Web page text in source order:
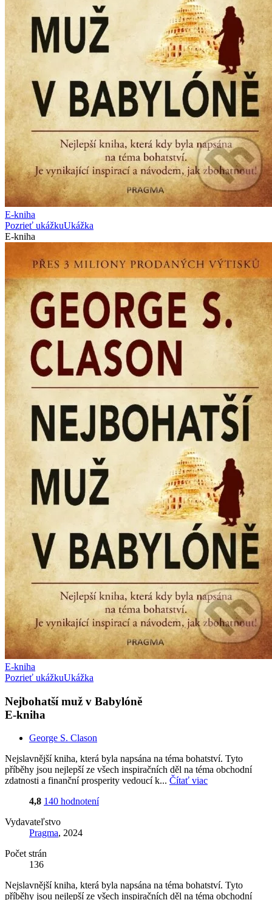
E-kniha
Pozrieť ukážkuUkážka
E-kniha
E-kniha
Pozrieť ukážkuUkážka
Nejbohatší muž v Babylóně
E-kniha
George S. Clason
Nejslavnější kniha, která byla napsána na téma bohatství. Tyto
příběhy jsou nejlepší ze všech inspiračních děl na téma obchodní
zdatnosti a finanční prosperity vedoucí k... Čítať viac
4,8 140 hodnotení
Vydavateľstvo
Pragma, 2024
Počet strán
136
Nejslavnější kniha, která byla napsána na téma bohatství. Tyto
příběhy jsou nejlepší ze všech inspiračních děl na téma obchodní